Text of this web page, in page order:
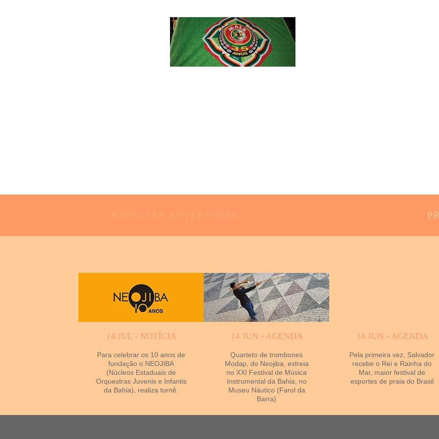
14 JUL - NOTÍCIA
Para celebrar os 10 anos de
fundação o NEOJIBA
(Núcleos Estaduais de
Orquestras Juvenis e Infantis
da Bahia), realiza turnê.
14 JUN - AGENDA
Quarteto de trombones
Modap, do Neojiba, estreia
no XXI Festival de Música
Instrumental da Bahia, no
Museu Náutico (Farol da
Barra)
14 JUN - AGENDA
Pela primeira vez, Salvador
recebe o Rei e Rainha do
Mar, maior festival de
esportes de praia do Brasil